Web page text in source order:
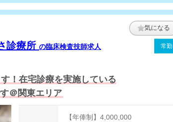
気になる
診療所 の臨床検査技師求人 常勤
！在宅診療を実施している
＠関東エリア
【年俸制】4,000,000